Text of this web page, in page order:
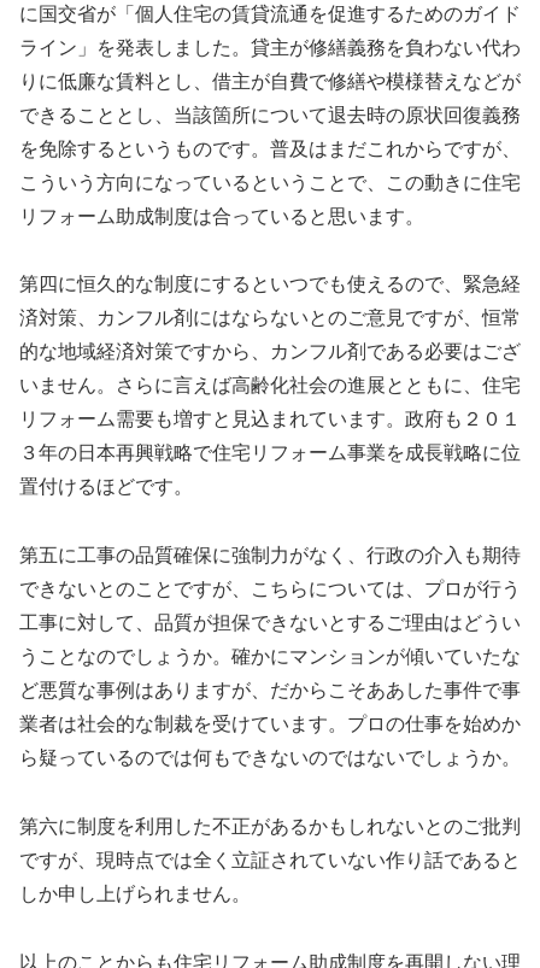
に国交省が「個人住宅の賃貸流通を促進するためのガイド
ライン」を発表しました。貸主が修繕義務を負わない代わ
りに低廉な賃料とし、借主が自費で修繕や模様替えなどが
できることとし、当該箇所について退去時の原状回復義務
を免除するというものです。普及はまだこれからですが、
こういう方向になっているということで、この動きに住宅
リフォーム助成制度は合っていると思います。
第四に恒久的な制度にするといつでも使えるので、緊急経
済対策、カンフル剤にはならないとのご意見ですが、恒常
的な地域経済対策ですから、カンフル剤である必要はござ
いません。さらに言えば高齢化社会の進展とともに、住宅
リフォーム需要も増すと見込まれています。政府も２０１
３年の日本再興戦略で住宅リフォーム事業を成長戦略に位
置付けるほどです。
第五に工事の品質確保に強制力がなく、行政の介入も期待
できないとのことですが、こちらについては、プロが行う
工事に対して、品質が担保できないとするご理由はどうい
うことなのでしょうか。確かにマンションが傾いていたな
ど悪質な事例はありますが、だからこそああした事件で事
業者は社会的な制裁を受けています。プロの仕事を始めか
ら疑っているのでは何もできないのではないでしょうか。
第六に制度を利用した不正があるかもしれないとのご批判
ですが、現時点では全く立証されていない作り話であると
しか申し上げられません。
以上のことからも住宅リフォーム助成制度を再開しない理